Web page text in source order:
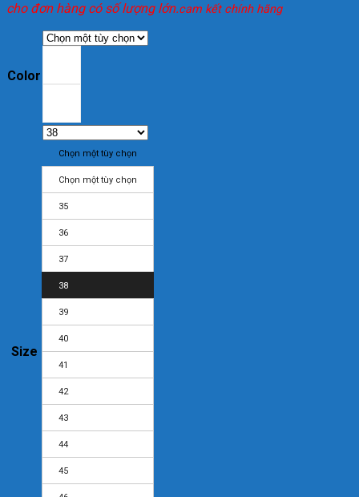
cho đơn hàng có số lượng lớn.cam kết chính hãng
Color
Size
Chọn một tùy chọn
Chọn một tùy chọn
35
36
37
38
39
40
41
42
43
44
45